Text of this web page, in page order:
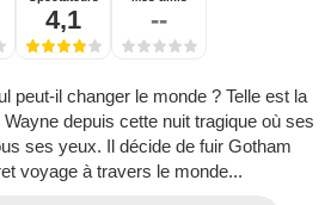
4,1 --
peut-il changer le monde ? Telle est la
depuis cette nuit tragique où ses
ses yeux. Il décide de fuir Gotham
voyage à travers le monde...